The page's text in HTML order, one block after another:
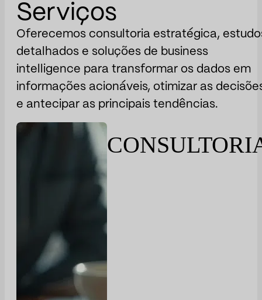
Serviços
Oferecemos consultoria estratégica,
detalhados e soluções de business
intelligence para transformar os dados em
informações acionáveis, otimizar as
e antecipar as principais tendências.